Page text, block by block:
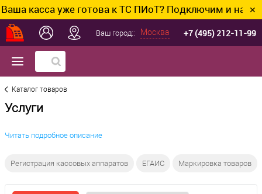
уже готова к ТС ПИоТ? Подключим и настроим ✕
Ваш город:: Москва +7 (495) 212-11-99
Каталог товаров
Услуги
Читать подробное описание
Регистрация кассовых аппаратов ЕГАИС Маркировка товаров